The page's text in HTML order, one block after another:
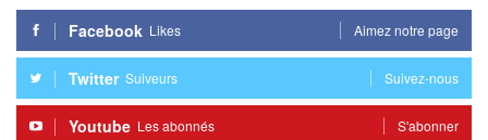
Facebook Likes Aimez notre page
Twitter Suiveurs Suivez-nous
Youtube Les abonnés S'abonner